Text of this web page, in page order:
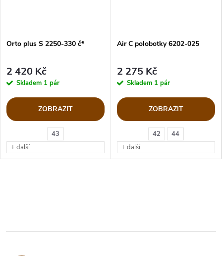
43
+ další
Orto plus S 2250-330 č*
2 420 Kč
Skladem 1 pár
ZOBRAZIT
42
44
+ další
Air C polobotky 6202-025
2 275 Kč
Skladem 1 pár
ZOBRAZIT